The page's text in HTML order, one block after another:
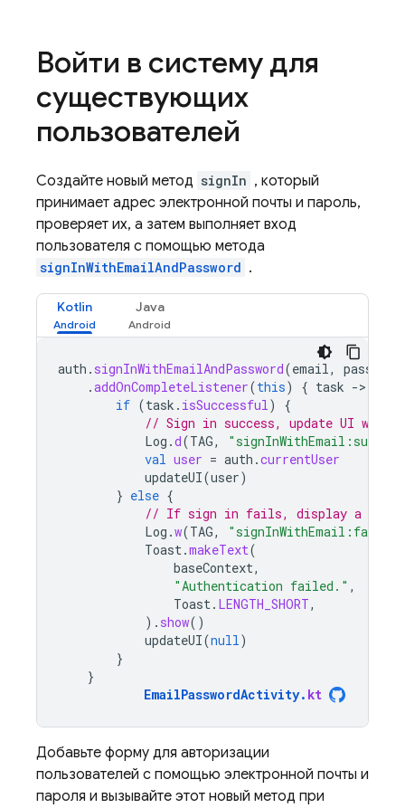
Войти в систему для
существующих
пользователей
Создайте новый метод signIn , который
принимает адрес электронной почты и пароль,
проверяет их, а затем выполняет вход
пользователя с помощью метода
signInWithEmailAndPassword .
Kotlin Java
auth . signInWithEmailAndPassword(email, password
.addOnCompleteListener(this) { task -
if (task . isSuccessful)
{
// Sign in success, update UI with
Log .d(TAG,
val user = auth .currentUser
updateUI(user)
} else {
// If sign in fails, display a
Log .w(TAG,
Toast.makeText(
baseContext,
"Authentication failed." ,
Toast. LENGTH_SHORT,
). show()
updateUI(null)
}
}
EmailPasswordActivity. kt
Добавьте форму для авторизации
пользователей с помощью электронной почты и
пароля и вызывайте этот новый метод при